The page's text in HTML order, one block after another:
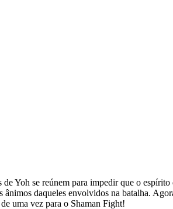
Yoh se reúnem para impedir que o
daqueles envolvidos na batalha.
uma vez para o Shaman Fight!